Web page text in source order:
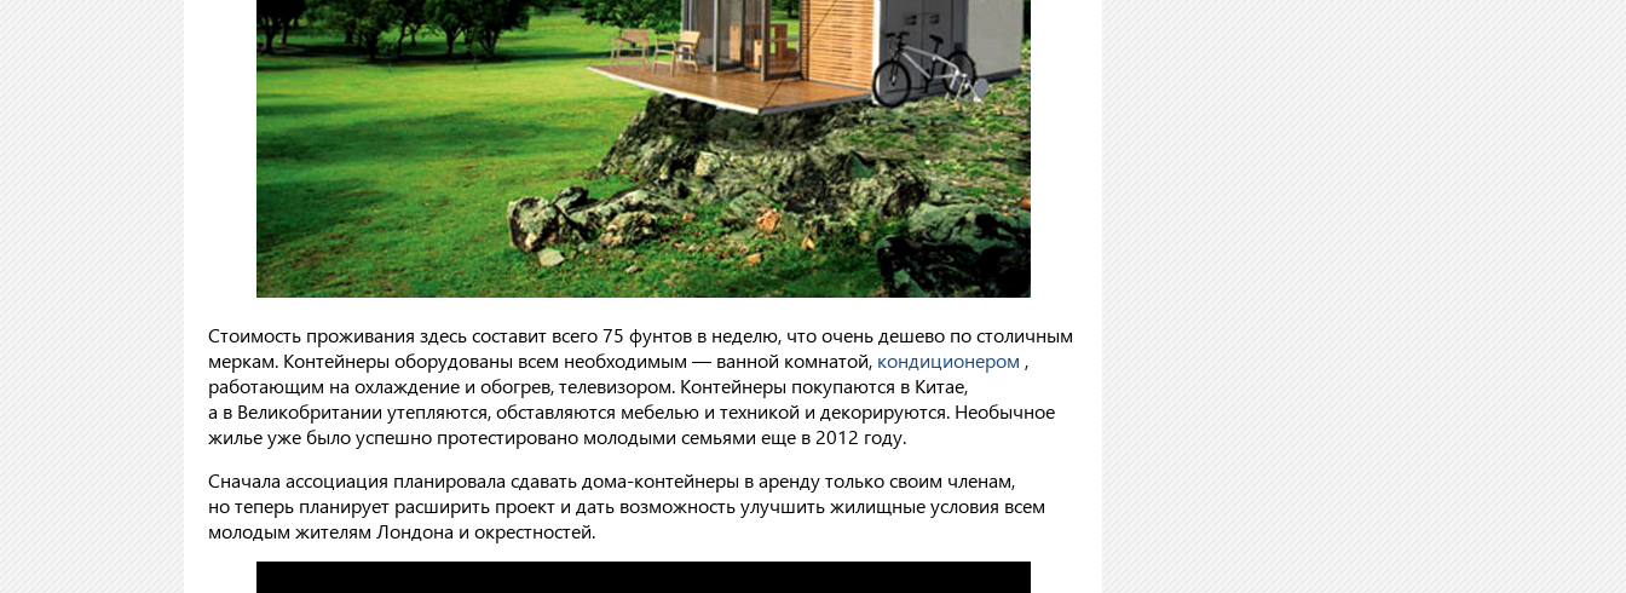
Стоимость проживания здесь составит всего 75 фунтов в неделю, что очень дешево по столичным
меркам. Контейнеры оборудованы всем необходимым — ванной комнатой, кондиционером ,
работающим на охлаждение и обогрев, телевизором. Контейнеры покупаются в Китае,
а в Великобритании утепляются, обставляются мебелью и техникой и декорируются. Необычное
жилье уже было успешно протестировано молодыми семьями еще в 2012 году.
Сначала ассоциация планировала сдавать дома-контейнеры в аренду только своим членам,
но теперь планирует расширить проект и дать возможность улучшить жилищные условия всем
молодым жителям Лондона и окрестностей.